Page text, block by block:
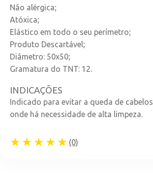
Não alérgica;
Atóxica;
Elástico em todo o seu perímetro;
Produto Descartável;
Diâmetro: 50x50;
Gramatura do TNT: 12.
INDICAÇÕES
Indicado para evitar a queda de
onde há necessidade de alta limpeza.
★★★★★ (0)